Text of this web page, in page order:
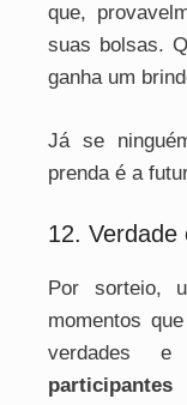
que,
suas bolsas.
ganha um
Já se
prenda é a
12. Verdade
Por sorteio,
momentos
verdades